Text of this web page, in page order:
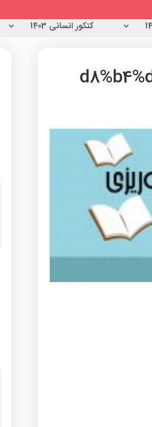
کنکور انسانی 1403